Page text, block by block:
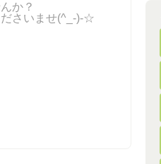
か？
さいませ(^_-)-☆